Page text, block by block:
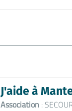
J'aide à
Association :